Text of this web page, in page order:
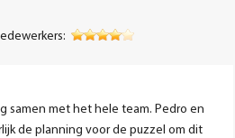
samen met het hele team. Pedro en
de planning voor de puzzel om dit